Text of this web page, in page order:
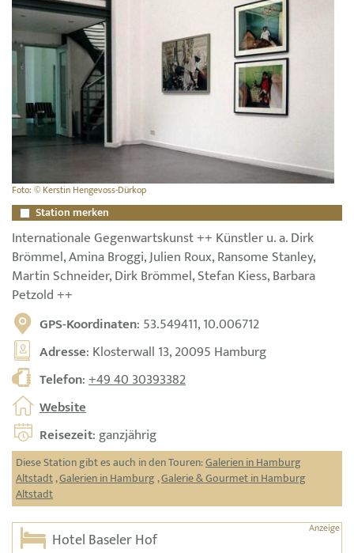
Foto: © Kerstin Hengevoss-Dürkop
Station merken
Internationale Gegenwartskunst ++ Künstler u. a. Dirk
Brömmel, Amina Broggi, Julien Roux, Ransome Stanley,
Martin Schneider, Dirk Brömmel, Stefan Kiess, Barbara
Petzold ++
GPS-Koordinaten: 53.549411, 10.006712
Adresse: Klosterwall 13, 20095 Hamburg
Telefon:+49 40 30393382
Website
Reisezeit: ganzjährig
Diese Station gibt es auch in den Touren:Galerien in Hamburg
Altstadt,Galerien in Hamburg ,Galerie & Gourmet in Hamburg
Altstadt
Hotel Baseler Hof